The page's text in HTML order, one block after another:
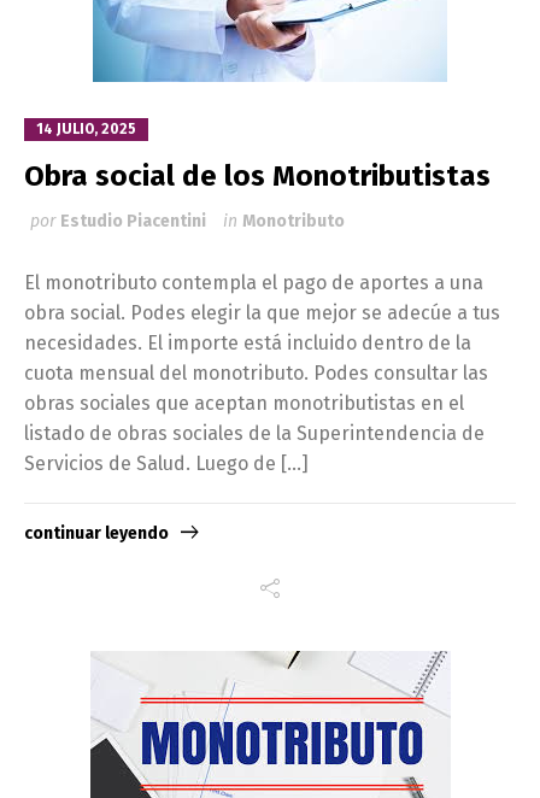
14 JULIO, 2025
Obra social de los Monotributistas
por Estudio Piacentini in Monotributo
El monotributo contempla el pago de aportes a una
obra social. Podes elegir la que mejor se adecúe a tus
necesidades. El importe está incluido dentro de la
cuota mensual del monotributo. Podes consultar las
obras sociales que aceptan monotributistas en el
listado de obras sociales de la Superintendencia de
Servicios de Salud. Luego de […]
continuar leyendo